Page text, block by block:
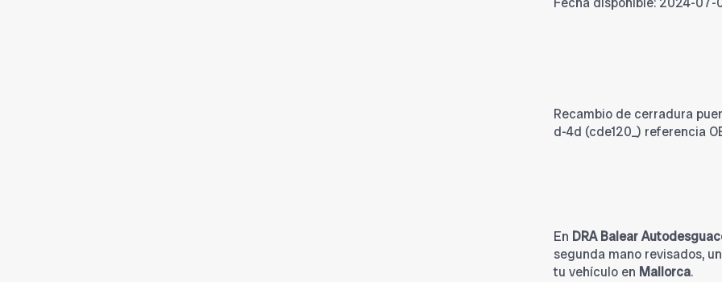
Recambio de cerradura
d-4d (cde120_) referencia
En DRA Balear
segunda mano revisados,
tu vehículo en Mallorca.